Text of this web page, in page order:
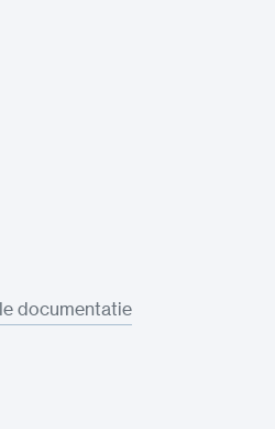
documentatie